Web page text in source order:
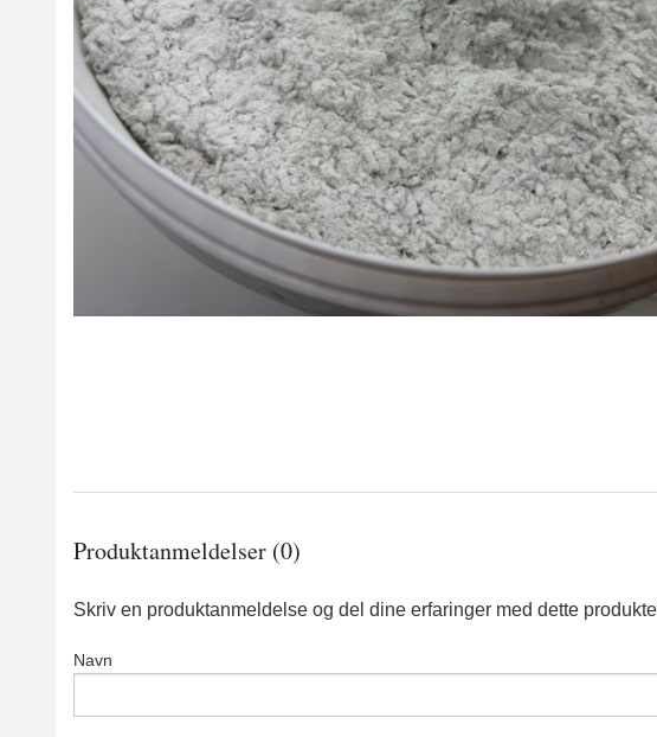
Produktanmeldelser (0)
Skriv en produktanmeldelse og del dine erfaringer med dette
Navn